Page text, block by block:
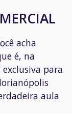
acha
é, na
para
aula